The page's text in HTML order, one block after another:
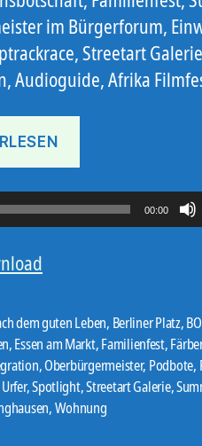
im Bürgerforum,
Streetart
Audioguide, Afrika
00:00
dem guten Leben, Berliner Platz,
,Essen am Markt,Familienfest,
,Oberbürgermeister, Podbote,
,Spotlight,Streetart Galerie,
,Wohnung